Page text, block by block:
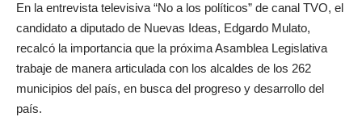
En la entrevista televisiva “No a los políticos” de canal TVO, el
candidato a diputado de Nuevas Ideas, Edgardo Mulato,
recalcó la importancia que la próxima Asamblea Legislativa
trabaje de manera articulada con los alcaldes de los 262
municipios del país, en busca del progreso y desarrollo del
país.